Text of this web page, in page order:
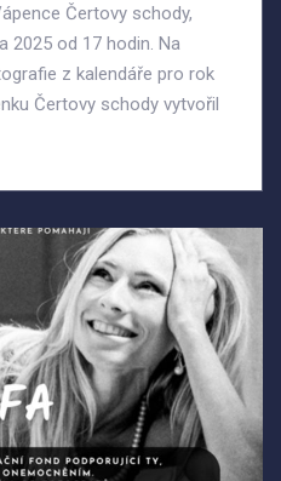
Čertovy schody,
2025 od 17 hodin. Na
z kalendáře pro rok
Čertovy schody vytvořil